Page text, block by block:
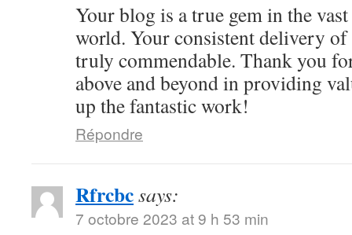
Your blog is a true gem in the
world. Your consistent delivery
truly commendable. Thank you
above and beyond in providing
up the fantastic work!
Répondre
Rfrcbcsays:
7 octobre 2023 at 9 h 53 min